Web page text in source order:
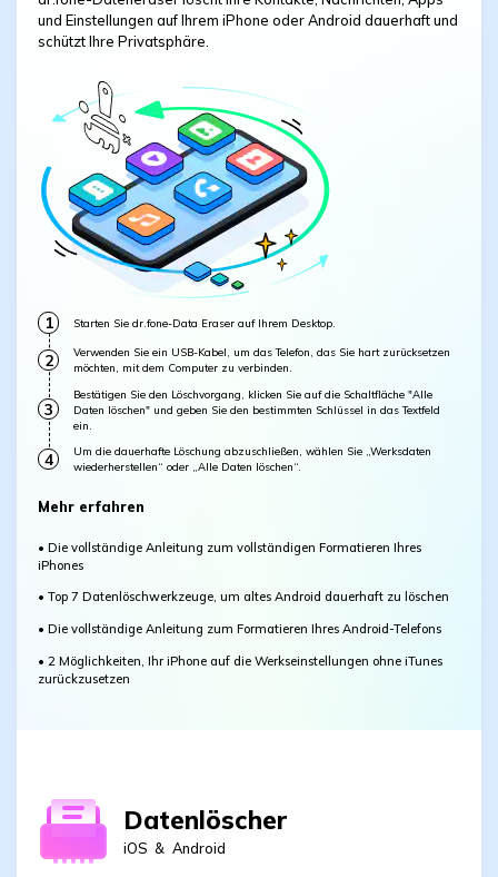
und Einstellungen auf Ihrem iPhone oder Android dauerhaft und
schützt Ihre Privatsphäre.
1 Starten Sie dr.fone-Data Eraser auf Ihrem Desktop.
2
Verwenden Sie ein USB-Kabel, um das Telefon, das Sie hart zurücksetzen
möchten, mit dem Computer zu verbinden.
3
Bestätigen Sie den Löschvorgang, klicken Sie auf die Schaltfläche "Alle
Daten löschen" und geben Sie den bestimmten Schlüssel in das Textfeld
ein.
4
Um die dauerhafte Löschung abzuschließen, wählen Sie „Werksdaten
wiederherstellen“ oder „Alle Daten löschen“.
Mehr erfahren
• Die vollständige Anleitung zum vollständigen Formatieren Ihres
iPhones
• Top 7 Datenlöschwerkzeuge, um altes Android dauerhaft zu löschen
• Die vollständige Anleitung zum Formatieren Ihres Android-Telefons
• 2 Möglichkeiten, Ihr iPhone auf die Werkseinstellungen ohne iTunes
zurückzusetzen
Datenlöscher
iOS & Android